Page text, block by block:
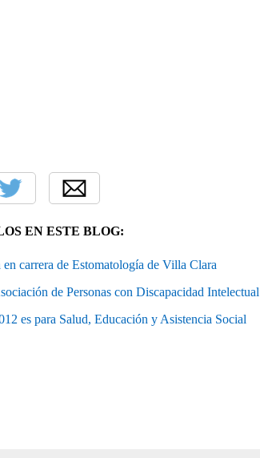
EN ESTE BLOG:
carrera de Estomatología de Villa Clara
de Personas con Discapacidad Intelectual
es para Salud, Educación y Asistencia Social